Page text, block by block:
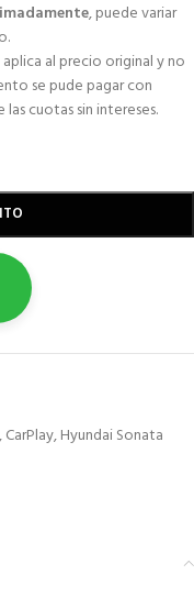
, puede variar
al precio original y no
se pude pagar con
cuotas sin intereses.
,CarPlay,Hyundai Sonata